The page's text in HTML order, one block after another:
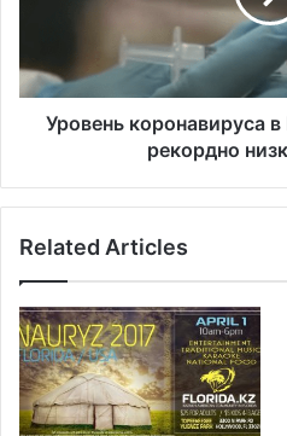
0
р
н
х
е
з
у
л
ь
к
о
и
с
а
в
Н
ь
Уровень коронавируса
рекордно
Related Articles